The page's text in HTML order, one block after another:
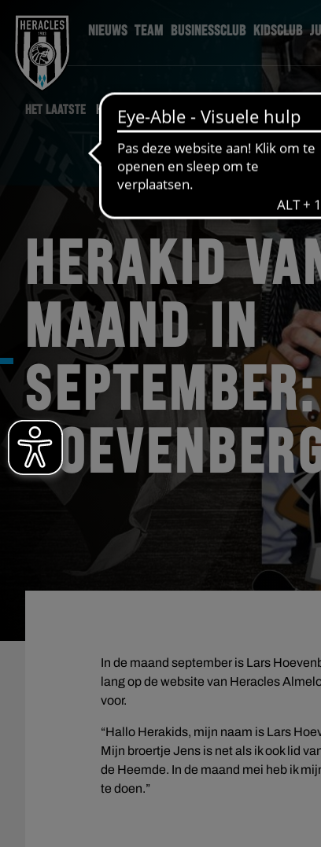
NIEUWS TEAM BUSINESSCLUB KIDSCLUB
HET LAATSTE HERAKIDS NIEUWS
HERAKID
MAAND IN
In de maand september is Lars
lang op de website van Heracles
voor.
“Hallo Herakids, mijn naam is Lars
Mijn broertje Jens is net als ik ook lid
de Heemde. In de maand mei heb ik
te doen.”